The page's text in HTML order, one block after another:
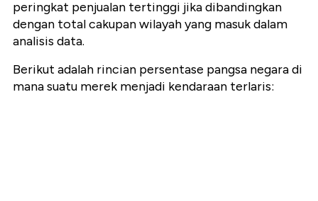
peringkat penjualan tertinggi jika dibandingkan
dengan total cakupan wilayah yang masuk dalam
analisis data.
Berikut adalah rincian persentase pangsa negara di
mana suatu merek menjadi kendaraan terlaris: